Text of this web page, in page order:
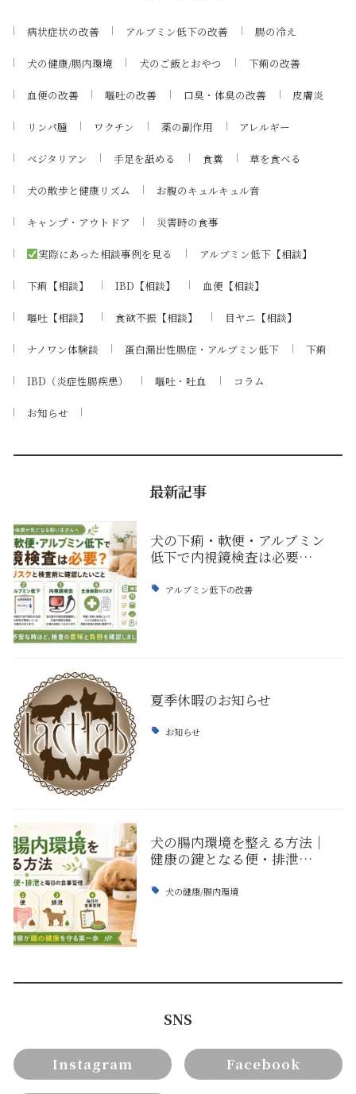
病状症状の改善 アルブミン低下の改善 腸の冷え
犬の健康/腸内環境 犬のご飯とおやつ 下痢の改善
血便の改善 嘔吐の改善 口臭・体臭の改善 皮膚炎
リンパ腫 ワクチン 薬の副作用 アレルギー
ベジタリアン 手足を舐める 食糞 草を食べる
犬の散歩と健康リズム お腹のキュルキュル音
キャンプ・アウトドア 災害時の食事
実際にあった相談事例を見る アルブミン低下【相談】
下痢【相談】 IBD【相談】 血便【相談】
嘔吐【相談】 食欲不振【相談】 目ヤニ【相談】
ナノワン体験談 蛋白漏出性腸症・アルブミン低下 下痢
IBD（炎症性腸疾患） 嘔吐・吐血 コラム
お知らせ
最新記事
犬の下痢・軟便・アルブミン
低下で内視鏡検査は必要…
アルブミン低下の改善
夏季休暇のお知らせ
お知らせ
犬の腸内環境を整える方法｜
健康の鍵となる便・排泄…
犬の健康/腸内環境
SNS
Instagram Facebook